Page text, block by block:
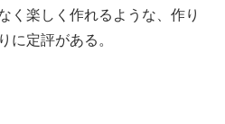
く楽しく作れるような、作り
に定評がある。